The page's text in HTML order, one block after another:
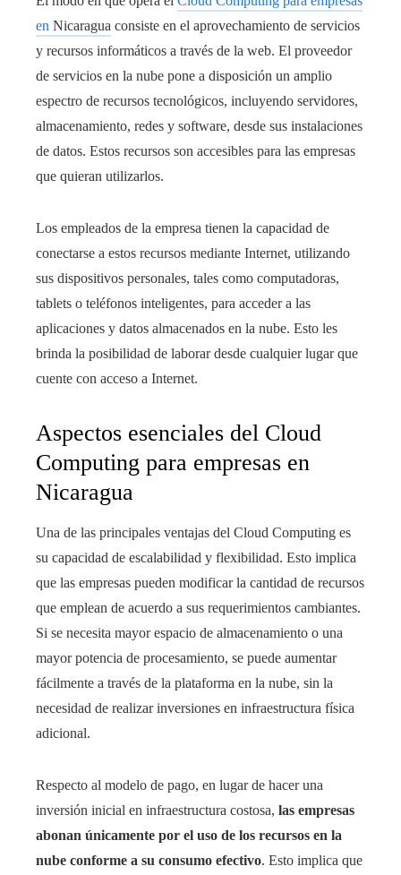
en Nicaragua consiste en el aprovechamiento de servicios
y recursos informáticos a través de la web. El proveedor
de servicios en la nube pone a disposición un amplio
espectro de recursos tecnológicos, incluyendo servidores,
almacenamiento, redes y software, desde sus instalaciones
de datos. Estos recursos son accesibles para las empresas
que quieran utilizarlos.
Los empleados de la empresa tienen la capacidad de
conectarse a estos recursos mediante Internet, utilizando
sus dispositivos personales, tales como computadoras,
tablets o teléfonos inteligentes, para acceder a las
aplicaciones y datos almacenados en la nube. Esto les
brinda la posibilidad de laborar desde cualquier lugar que
cuente con acceso a Internet.
Aspectos esenciales del Cloud
Computing para empresas en
Nicaragua
Una de las principales ventajas del Cloud Computing es
su capacidad de escalabilidad y flexibilidad. Esto implica
que las empresas pueden modificar la cantidad de recursos
que emplean de acuerdo a sus requerimientos cambiantes.
Si se necesita mayor espacio de almacenamiento o una
mayor potencia de procesamiento, se puede aumentar
fácilmente a través de la plataforma en la nube, sin la
necesidad de realizar inversiones en infraestructura física
adicional.
Respecto al modelo de pago, en lugar de hacer una
inversión inicial en infraestructura costosa, las empresas
abonan únicamente por el uso de los recursos en la
nube conforme a su consumo efectivo. Esto implica que